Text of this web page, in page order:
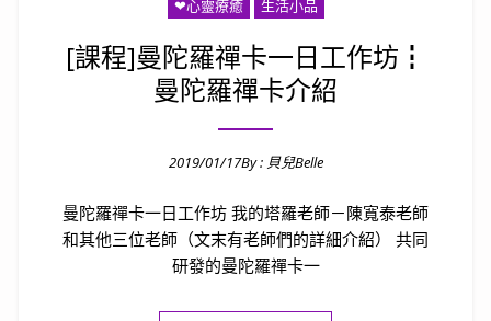
❤心靈療癒 生活小品
[課程]曼陀羅禪卡一日工作坊┇
曼陀羅禪卡介紹
2019/01/17By : 貝兒Belle
曼陀羅禪卡一日工作坊 我的塔羅老師－陳寬泰老師
和其他三位老師（文末有老師們的詳細介紹） 共同
研發的曼陀羅禪卡一